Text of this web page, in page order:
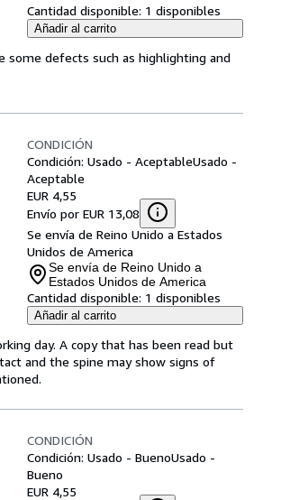
Cantidad disponible: 1 disponibles
Añadir al carrito
some defects such as highlighting and
CONDICIÓN
Condición: Usado - AceptableUsado -
Aceptable
EUR 4,55
Envío por EUR 13,08
Se envía de Reino Unido a Estados
Unidos de America
Se envía de Reino Unido a
Estados Unidos de America
Cantidad disponible: 1 disponibles
Añadir al carrito
day. A copy that has been read but
and the spine may show signs of
CONDICIÓN
Condición: Usado - BuenoUsado -
Bueno
EUR 4,55